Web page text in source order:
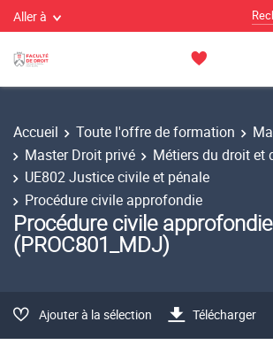
Aller à
Accueil Toute l'offre de formation
Master Droit privé
Métiers du droit et
UE802 Justice civile et pénale
Procédure civile approfondie
Procédure civile approfondie
(PROC801_MDJ)
Ajouter à la sélection Télécharger